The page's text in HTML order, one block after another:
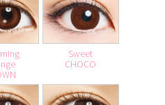
Sweet
CHOCO